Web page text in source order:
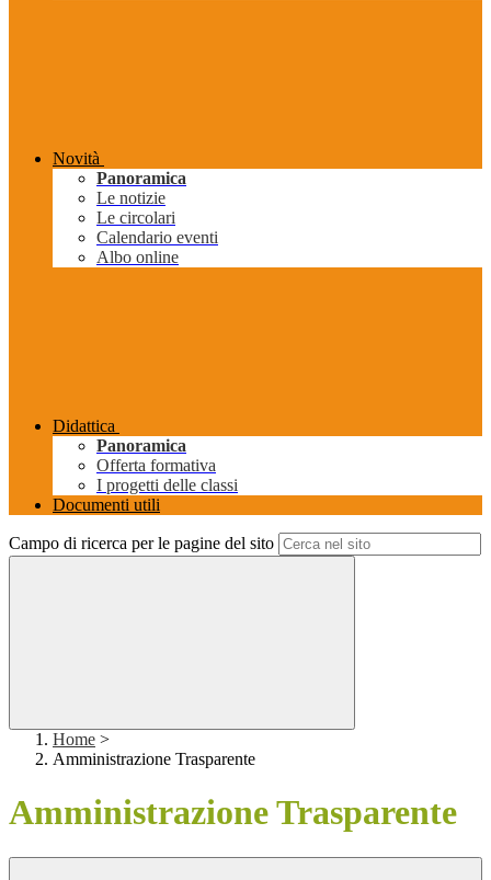
Novità
Panoramica
Le notizie
Le circolari
Calendario eventi
Albo online
Didattica
Panoramica
Offerta formativa
I progetti delle classi
Documenti utili
Campo di ricerca per le pagine del sito
Home >
Amministrazione Trasparente
Amministrazione Trasparente